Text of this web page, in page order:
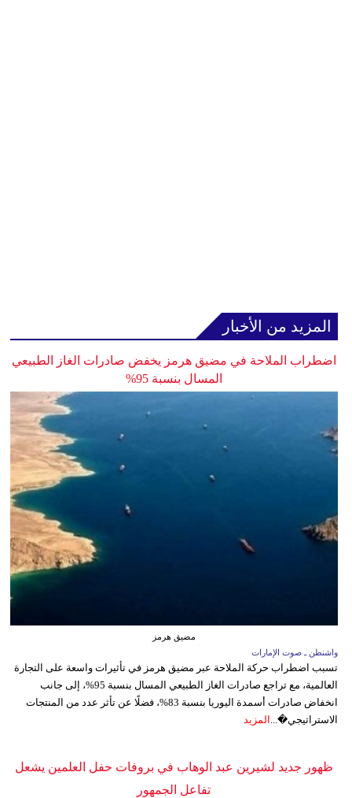
المزيد من الأخبار
اضطراب الملاحة في مضيق هرمز يخفض صادرات الغاز الطبيعي
المسال بنسبة 95%
مضيق هرمز
واشنطن ـ صوت الإمارات
تسبب اضطراب حركة الملاحة عبر مضيق هرمز في تأثيرات واسعة على التجارة
العالمية، مع تراجع صادرات الغاز الطبيعي المسال بنسبة 95%، إلى جانب
انخفاض صادرات أسمدة اليوريا بنسبة 83%، فضلًا عن تأثر عدد من المنتجات
الاستراتيجي�... المزيد
ظهور جديد لشيرين عبد الوهاب في بروفات حفل العلمين يشعل
تفاعل الجمهور